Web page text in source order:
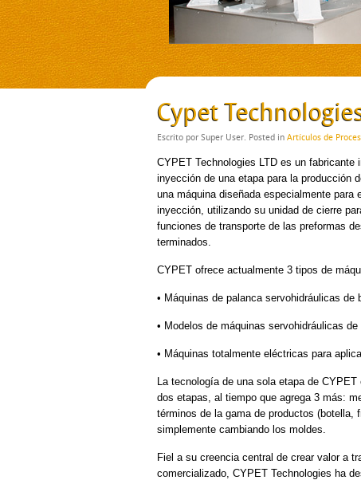
Cypet
Escrito por Super User. Posted in Artículos de
CYPET Technologies LTD es un
inyección de una etapa para la producción
una máquina diseñada especialmente
inyección, utilizando su unidad de cierre
funciones de transporte de las preformas
terminados.
CYPET ofrece actualmente 3 tipos de
• Máquinas de palanca servohidráulicas de
• Modelos de máquinas servohidráulicas
• Máquinas totalmente eléctricas para
La tecnología de una sola etapa de
dos etapas, al tiempo que agrega 3 más:
términos de la gama de productos (botella,
simplemente cambiando los moldes.
Fiel a su creencia central de crear valor a
comercializado, CYPET Technologies ha